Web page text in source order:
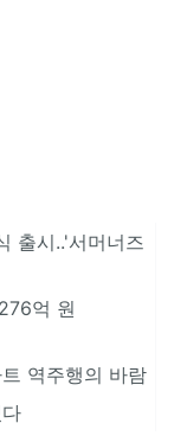
출시..'서머너즈
억 원
역주행의 바람